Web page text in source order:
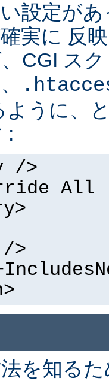
設定が
実に 反
CGI ス
ように、
:
/>
All
/>
を知る